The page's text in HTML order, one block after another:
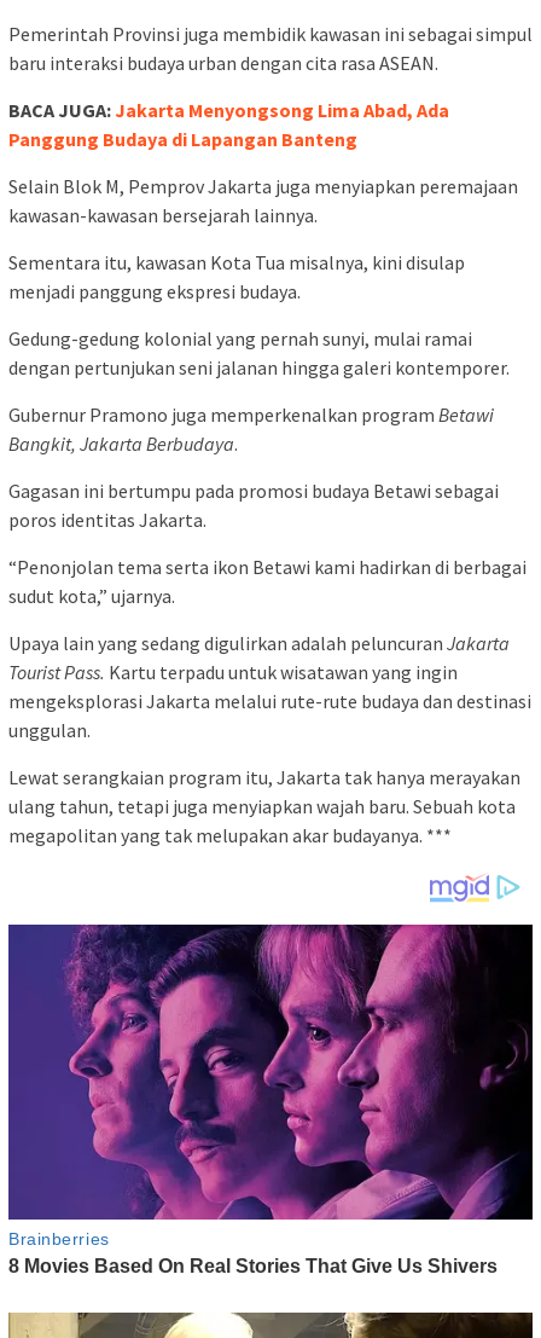
Pemerintah Provinsi juga membidik kawasan ini sebagai simpul
baru interaksi budaya urban dengan cita rasa ASEAN.
BACA JUGA:Jakarta Menyongsong Lima Abad, Ada
Panggung Budaya di Lapangan Banteng
Selain Blok M, Pemprov Jakarta juga menyiapkan peremajaan
kawasan-kawasan bersejarah lainnya.
Sementara itu, kawasan Kota Tua misalnya, kini disulap
menjadi panggung ekspresi budaya.
Gedung-gedung kolonial yang pernah sunyi, mulai ramai
dengan pertunjukan seni jalanan hingga galeri kontemporer.
Gubernur Pramono juga memperkenalkan program Betawi
Bangkit, Jakarta Berbudaya.
Gagasan ini bertumpu pada promosi budaya Betawi sebagai
poros identitas Jakarta.
“Penonjolan tema serta ikon Betawi kami hadirkan di berbagai
sudut kota,” ujarnya.
Upaya lain yang sedang digulirkan adalah peluncuran Jakarta
Tourist Pass. Kartu terpadu untuk wisatawan yang ingin
mengeksplorasi Jakarta melalui rute-rute budaya dan destinasi
unggulan.
Lewat serangkaian program itu, Jakarta tak hanya merayakan
ulang tahun, tetapi juga menyiapkan wajah baru. Sebuah kota
megapolitan yang tak melupakan akar budayanya. ***